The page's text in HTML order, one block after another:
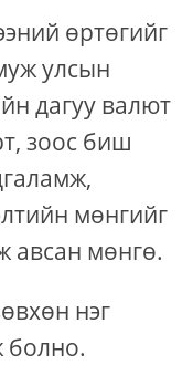
өртөгийг
улсын
дагуу валют
зоос биш
мөнгийг
авсан мөнгө.
нэг
болно.